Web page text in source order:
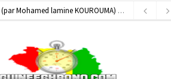
23 heures ago